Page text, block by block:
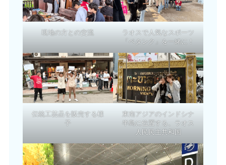
現地の方との交流
ラオスで人気なスポーツ
「ペタンク」を一緒に！
伝統工芸品を販売する様
子
東南アジアのインドシナ
半島に位置する、ラオス
人民民主共和国